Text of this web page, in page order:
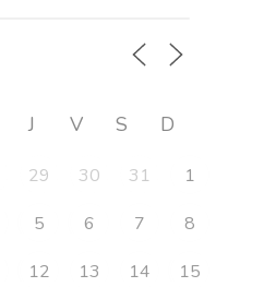
J V S D
29 30 31
1
5 6 7
8
12 13 14 15